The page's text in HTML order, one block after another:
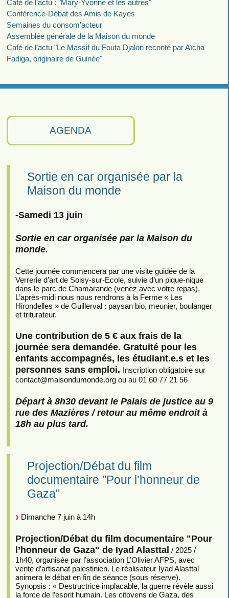
AGENDA
Sortie en car organisée par la
Maison du monde
-Samedi 13 juin
Sortie en car organisée par la Maison du
monde.
Cette journée commencera par une visite guidée de la
Verrerie d’art de Soisy-sur-Ecole, suivie d’un pique-nique
dans le parc de Chamarande (venez avec votre repas).
L’après-midi nous nous rendrons à la Ferme « Les
Hirondelles » de Guillerval : paysan bio, meunier, boulanger
et triturateur.
Une contribution de 5 € aux frais de la
journée sera demandée. Gratuité pour les
enfants accompagnés, les étudiant.e.s et les
personnes sans emploi. Inscription obligatoire sur
contact@maisondumonde.org ou au 01 60 77 21 56
Départ à 8h30 devant le Palais de justice au 9
rue des Mazières / retour au même endroit à
18h au plus tard.
Projection/Débat du film
documentaire "Pour l’honneur de
Gaza"
Dimanche 7 juin à 14h
Projection/Débat du film documentaire "Pour
l’honneur de Gaza" de Iyad Alasttal / 2025 /
1h40, organisée par l’association L’Olivier AFPS, avec
vente d’artisanat palestinien. Le réalisateur Iyad Alasttal
animera le débat en fin de séance (sous réserve).
Synopsis : « Destructrice implacable, la guerre révèle aussi
la force de l’esprit humain. Les citoyens de Gaza, des
Café de l’actu : "Mary-Yvonne et les autres"
Conférence-Débat des Amis de Kayes
Semaines du consom’acteur
Assemblée générale de la Maison du monde
Café de l’actu "Le Massif du Fouta Djalon reconté par Aïcha
Fadiga, originaire de Guinée"